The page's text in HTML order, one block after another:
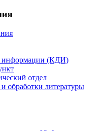
информации (КДИ)
отдел
обработки литературы